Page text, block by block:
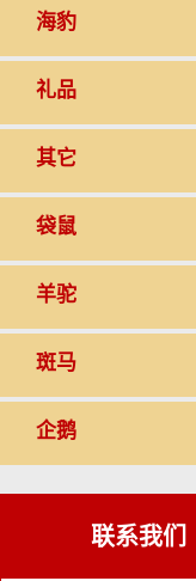
海豹
礼品
其它
袋鼠
羊驼
斑马
企鹅
联系我们